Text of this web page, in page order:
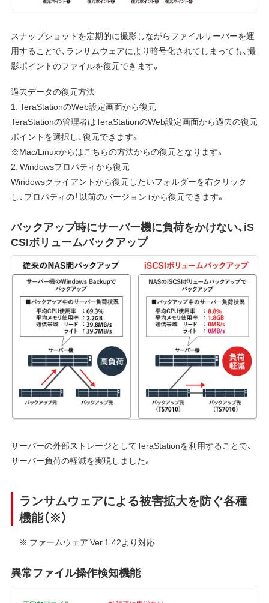
スナップショットを定期的に撮影しながらファイルサーバーを運
用することで、ランサムウェアにより暗号化されてしまっても、撮
影ポイントのファイルを復元できます。
過去データの復元方法
1. TeraStationのWeb設定画面から復元
TeraStationの管理者はTeraStationのWeb設定画面から過去の復元
ポイントを選択し、復元できます。
※Mac/Linuxからはこちらの方法からの復元となります。
2. Windowsプロパティから復元
Windowsクライアントから復元したいフォルダーを右クリック
し、プロパティの「以前のバージョン」から復元できます。
バックアップ時にサーバー機に負荷をかけない、iS
CSIボリュームバックアップ
サーバーの外部ストレージとしてTeraStationを利用することで、
サーバー負荷の軽減を実現しました。
ランサムウェアによる被害拡大を防ぐ各種
機能（※）
※ ファームウェア Ver.1.42より対応
異常ファイル操作検知機能